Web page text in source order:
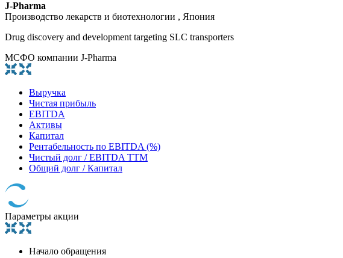
J-Pharma
Производство лекарств и биотехнологии , Япония
Drug discovery and development targeting SLC transporters
МСФО компании J-Pharma
Выручка
Чистая прибыль
EBITDA
Активы
Капитал
Рентабельность по EBITDA (%)
Чистый долг / EBITDA TTM
Общий долг / Капитал
Параметры акции
Начало обращения